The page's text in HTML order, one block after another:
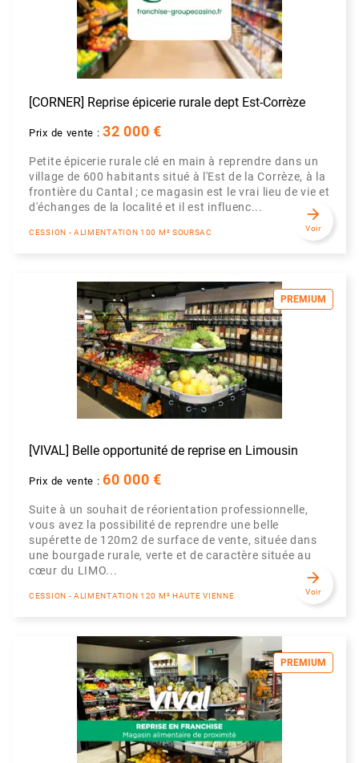
[CORNER] Reprise épicerie rurale dept Est-Corrèze
Prix de vente :32 000 €
Petite épicerie rurale clé en main à reprendre dans un
village de 600 habitants situé à l'Est de la Corrèze, à la
frontière du Cantal ; ce magasin est le vrai lieu de vie et
d'échanges de la localité et il est influenc...
CESSION - ALIMENTATION 100 M² SOURSAC
arrow_forward
Voir
PREMIUM
[VIVAL] Belle opportunité de reprise en Limousin
Prix de vente :60 000 €
Suite à un souhait de réorientation professionnelle,
vous avez la possibilité de reprendre une belle
supérette de 120m2 de surface de vente, située dans
une bourgade rurale, verte et de caractère située au
cœur du LIMO...
CESSION - ALIMENTATION 120 M² HAUTE VIENNE
arrow_forward
Voir
PREMIUM